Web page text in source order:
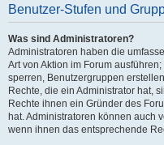
Benutzer-Stufen und
Was sind Administratoren?
Administratoren haben die
Art von Aktion im Forum
sperren, Benutzergruppen
Rechte, die ein Administrator hat,
Rechte ihnen ein Gründer des
hat. Administratoren können auch
wenn ihnen das entsprechende